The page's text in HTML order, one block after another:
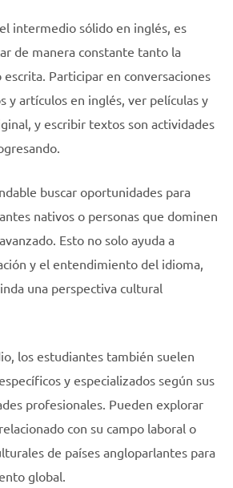
intermedio sólido en inglés, es
de manera constante tanto la
Participar en conversaciones
y artículos en inglés, ver películas y
y escribir textos son actividades
buscar oportunidades para
nativos o personas que dominen
Esto no solo ayuda a
y el entendimiento del idioma,
una perspectiva cultural
los estudiantes también suelen
y especializados según sus
profesionales. Pueden explorar
con su campo laboral o
de países angloparlantes para
global.